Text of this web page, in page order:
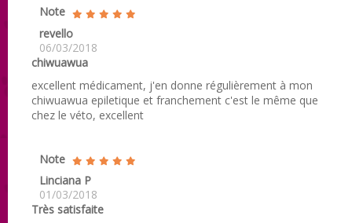
Note
revello
06/03/2018
chiwuawua
excellent médicament, j'en donne régulièrement à mon
chiwuawua epiletique et franchement c'est le même que
chez le véto, excellent
Note
Linciana P
01/03/2018
Très satisfaite